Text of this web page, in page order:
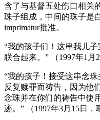
含了与基督五处伤口相关
珠子组成，中间的珠子是
imprimatur批准。
“我的孩子们！这串我儿
联合起来。”
（1997年1月
“我的孩子！接受这串念
反复赎罪而祷告，因为他
念珠并在你们的祷告中使
迹。”
（1997年3月15日，